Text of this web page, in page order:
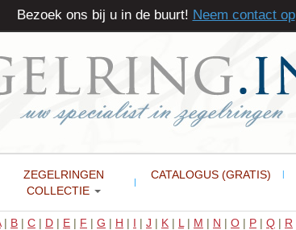
ZEGELRINGEN
COLLECTIE
CATALOGUS (GRATIS)
| B | C | D | E | F | G | H | I | J | K | L | M | N | O | P | Q | R
Bezoek ons bij u in de buurt! Neem contact op